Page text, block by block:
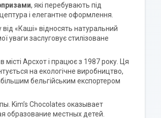
, які перебувають під
і елегантне оформлення.
«Каші» відносять натуральний
уваги заслуговує стилізоване
Арсхот і працює з 1987 року. Ця
на екологічне виробництво,
бельгійським експортером
Kim’s Chocolates оказывает
образование местных детей.